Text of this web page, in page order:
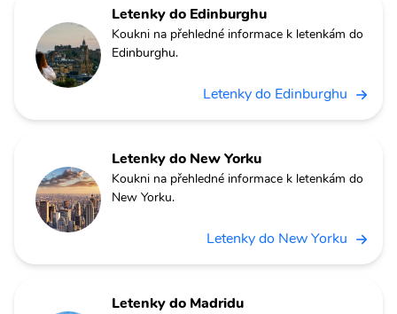
Letenky do Edinburghu
Koukni na přehledné informace k letenkám do
Edinburghu.
Letenky do Edinburghu
Letenky do New Yorku
Koukni na přehledné informace k letenkám do
New Yorku.
Letenky do New Yorku
Letenky do Madridu